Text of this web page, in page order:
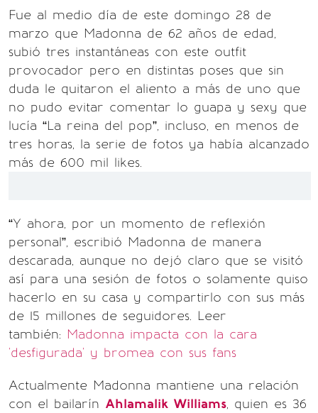
Fue al medio día de este domingo 28 de
marzo que Madonna de 62 años de edad,
subió tres instantáneas con este outfit
provocador pero en distintas poses que sin
duda le quitaron el aliento a más de uno que
no pudo evitar comentar lo guapa y sexy que
lucía “La reina del pop”, incluso, en menos de
tres horas, la serie de fotos ya había alcanzado
más de 600 mil likes.
“Y ahora, por un momento de reflexión
personal”, escribió Madonna de manera
descarada, aunque no dejó claro que se visitó
así para una sesión de fotos o solamente quiso
hacerlo en su casa y compartirlo con sus más
de 15 millones de seguidores. Leer
también: Madonna impacta con la cara
'desfigurada' y bromea con sus fans
Actualmente Madonna mantiene una relación
con el bailarín Ahlamalik Williams, quien es 36